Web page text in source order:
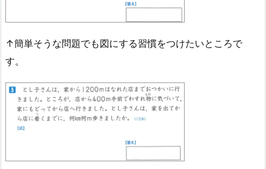
↑簡単そうな問題でも図にする習慣をつけたいところで
す。